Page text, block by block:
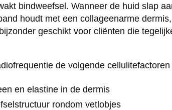
bindweefsel. Wanneer de huid slap
houdt met een collageenarme
geschikt voor cliënten die
de volgende
en elastine in de dermis
rondom vetlobjes